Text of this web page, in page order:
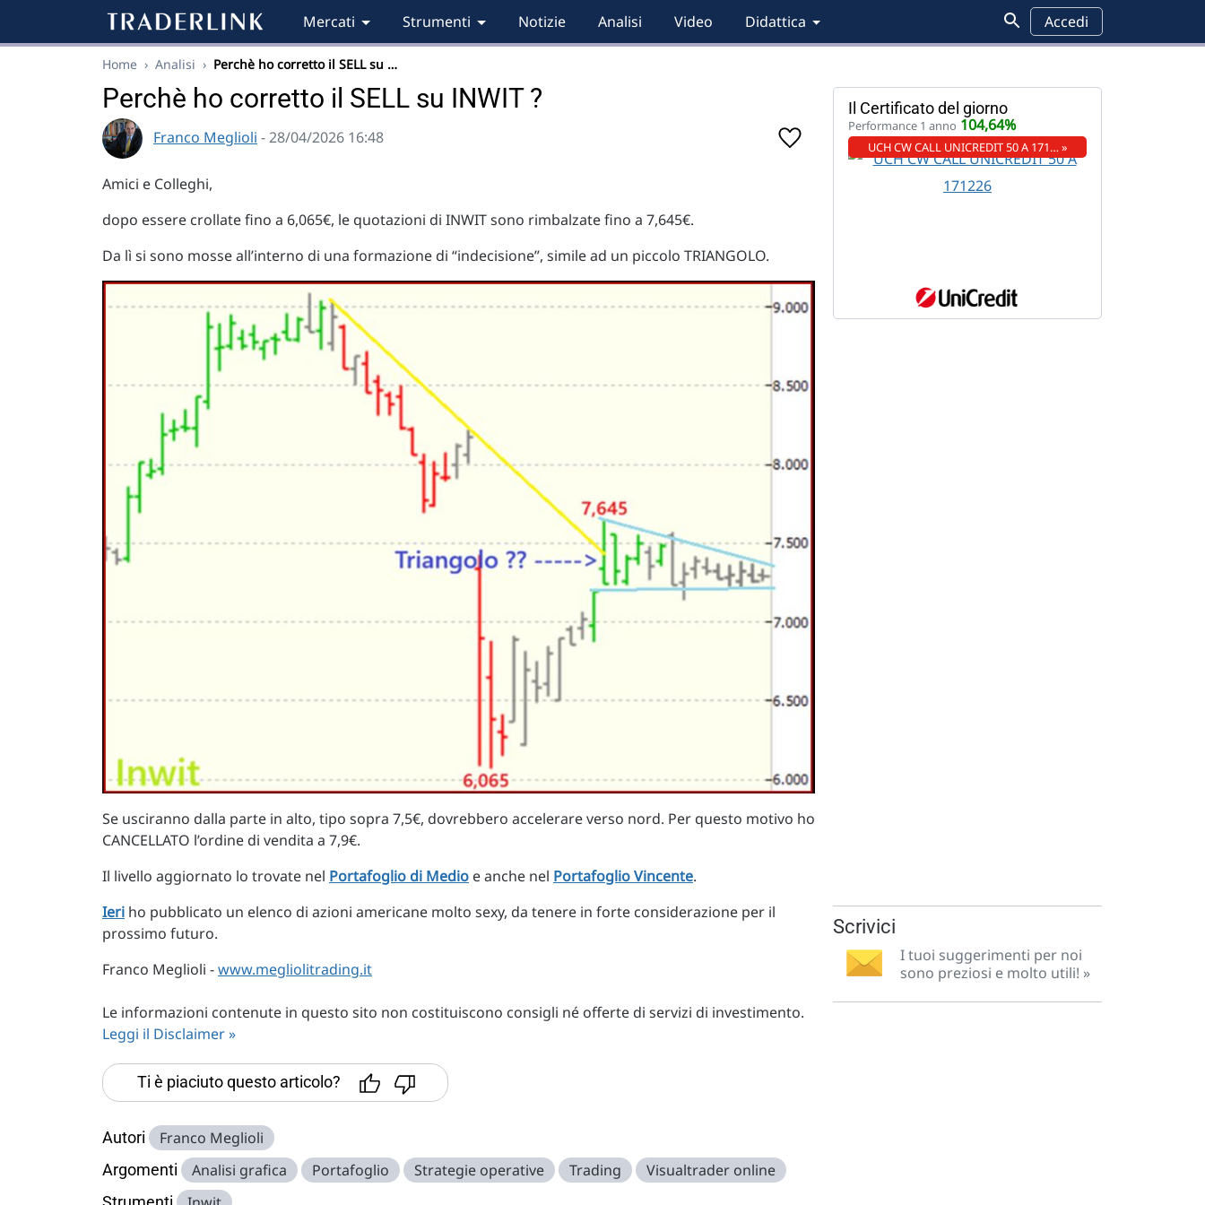
Mercati Strumenti Notizie Analisi Video Didattica Accedi
Home › Analisi › Perchè ho corretto il SELL su …
Perchè ho corretto il SELL su INWIT ?
Franco Meglioli - 28/04/2026 16:48
Amici e Colleghi,
dopo essere crollate fino a 6,065€, le quotazioni di INWIT sono rimbalzate fino a 7,645€.
Da lì si sono mosse all’interno di una formazione di “indecisione”, simile ad un piccolo TRIANGOLO.
Se usciranno dalla parte in alto, tipo sopra 7,5€, dovrebbero accelerare verso nord. Per questo motivo ho
CANCELLATO l’ordine di vendita a 7,9€.
Il livello aggiornato lo trovate nel Portafoglio di Medio e anche nel Portafoglio Vincente.
Ieri ho pubblicato un elenco di azioni americane molto sexy, da tenere in forte considerazione per il
prossimo futuro.
Franco Meglioli -www.megliolitrading.it
Le informazioni contenute in questo sito non costituiscono consigli né offerte di servizi di investimento.
Leggi il Disclaimer »
Ti è piaciuto questo articolo?
Autori Franco Meglioli
Argomenti Analisi grafica Portafoglio Strategie operative Trading Visualtrader online
Il Certificato del giorno
Performance 1 anno 104,64%
UCH CW CALL UNICREDIT 50 A 171… »
Scrivici
I tuoi suggerimenti per noi
sono preziosi e molto utili! »